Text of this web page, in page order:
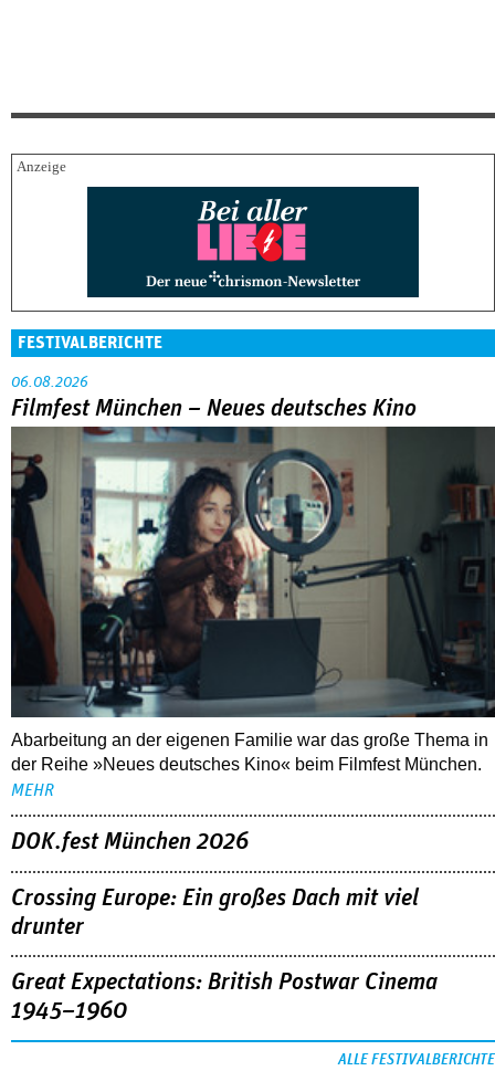
FESTIVALBERICHTE
06.08.2026
Filmfest München – Neues deutsches Kino
Abarbeitung an der eigenen Familie war das große Thema in
der Reihe »Neues deutsches Kino« beim Filmfest München.
MEHR
DOK.fest München 2026
Crossing Europe: Ein großes Dach mit viel
drunter
Great Expectations: British Postwar Cinema
1945–1960
ALLE FESTIVALBERICHTE